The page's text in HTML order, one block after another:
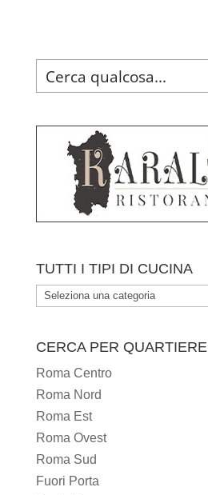
TUTTI I TIPI DI CUCINA
TUTTI
CUCINA
CERCA PER QUARTIERE
Roma Centro
Roma Nord
Roma Est
Roma Ovest
Roma Sud
Fuori Porta